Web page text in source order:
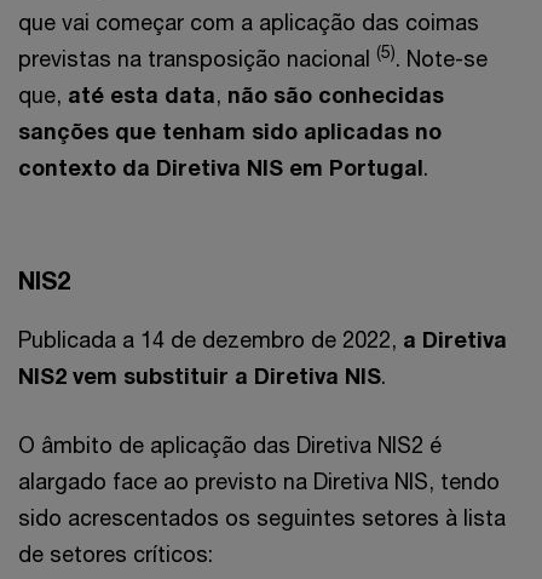
que vai começar com a aplicação das coimas
previstas na transposição nacional (5). Note-se
que, até esta data, não são conhecidas
sanções que tenham sido aplicadas no
contexto da Diretiva NIS em Portugal.
NIS2
Publicada a 14 de dezembro de 2022, a Diretiva
NIS2 vem substituir a Diretiva NIS.
O âmbito de aplicação das Diretiva NIS2 é
alargado face ao previsto na Diretiva NIS, tendo
sido acrescentados os seguintes setores à lista
de setores críticos: